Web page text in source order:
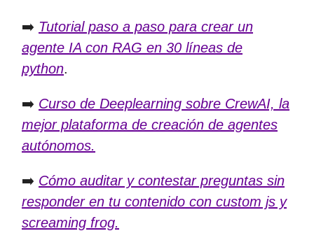
➡️ Tutorial paso a paso para crear un
agente IA con RAG en 30 líneas de
python.
➡️ Curso de Deeplearning sobre CrewAI, la
mejor plataforma de creación de agentes
autónomos.
➡️ Cómo auditar y contestar preguntas sin
responder en tu contenido con custom js y
screaming frog.